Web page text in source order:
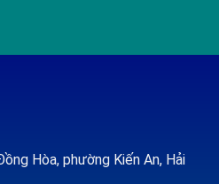
Hòa, phường Kiến An, Hải